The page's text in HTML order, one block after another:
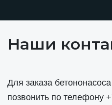
Наши
Для заказа
позвонить по телефону